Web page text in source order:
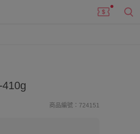
商品編號：724151